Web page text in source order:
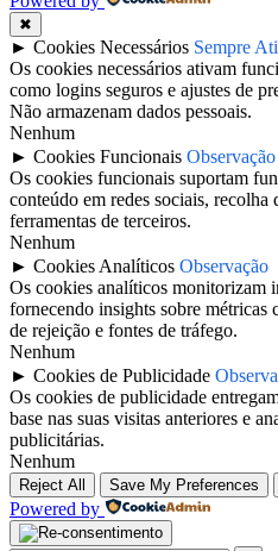
✖
► Cookies Necessários Sempre
Os cookies necessários ativam
como logins seguros e ajustes de
Não armazenam dados pessoais.
Nenhum
► Cookies Funcionais Observação
Os cookies funcionais suportam
conteúdo em redes sociais, recolha
ferramentas de terceiros.
Nenhum
► Cookies Analíticos Observação
Os cookies analíticos monitorizam
fornecendo insights sobre métricas
de rejeição e fontes de tráfego.
Nenhum
► Cookies de Publicidade
Os cookies de publicidade
base nas suas visitas anteriores e
publicitárias.
Nenhum
Reject All Save My Preferences
Powered by